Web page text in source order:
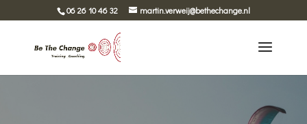
06 26 10 46 32 martin.verweij@bethechange.nl